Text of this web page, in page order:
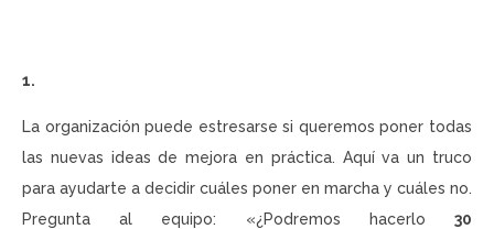
1.
La organización puede estresarse si queremos poner todas
las nuevas ideas de mejora en práctica. Aquí va un truco
para ayudarte a decidir cuáles poner en marcha y cuáles no.
Pregunta al equipo: «¿Podremos hacerlo 30